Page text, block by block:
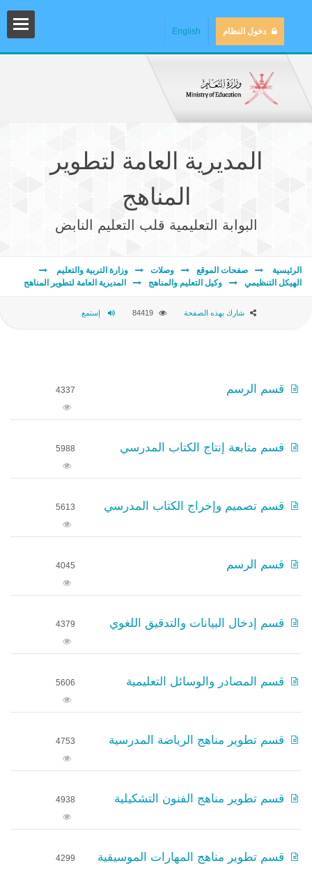
دخول النظام English
المديرية العامة لتطوير
المناهج
البوابة التعليمية قلب التعليم النابض
الرئيسية صفحات الموقع وصلات
وزارة التربية والتعليم
الهيكل التنظيمي
وكيل التعليم والمناهج المديرية العامة لتطوير المناهج
شارك بهذه الصفحة 84419 إستمع
قسم الرسم 4337
قسم متابعة إنتاج الكتاب المدرسي 5988
قسم تصميم وإخراج الكتاب المدرسي 5613
قسم الرسم 4045
قسم إدخال البيانات والتدقيق اللغوي 4379
قسم المصادر والوسائل التعليمية 5606
قسم تطوير مناهج الرياضة المدرسية 4753
قسم تطوير مناهج الفنون التشكيلية 4938
قسم تطوير مناهج المهارات الموسيقية 4299